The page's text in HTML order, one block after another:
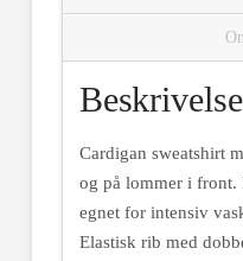
Beskrivelse
Cardigan sweatshirt
og på lommer i front.
egnet for intensiv
Elastisk rib med